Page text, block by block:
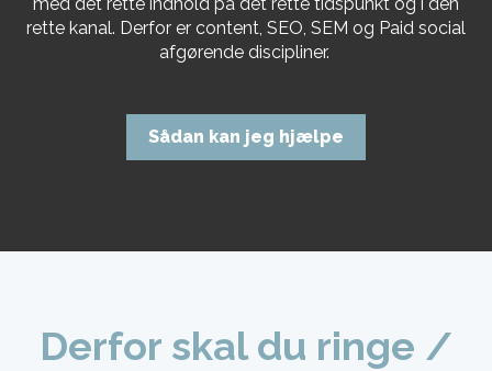
rette kanal. Derfor er content, SEO, SEM og Paid social
afgørende discipliner.
Sådan kan jeg hjælpe
Derfor skal du ringe /